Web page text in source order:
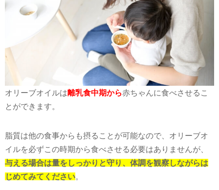
オリーブオイルは離乳食中期から赤ちゃんに食べさせるこ
とができます。
脂質は他の食事からも摂ることが可能なので、オリーブオ
イルを必ずこの時期から食べさせる必要はありませんが、
与える場合は量をしっかりと守り、体調を観察しながらは
じめてみてください。